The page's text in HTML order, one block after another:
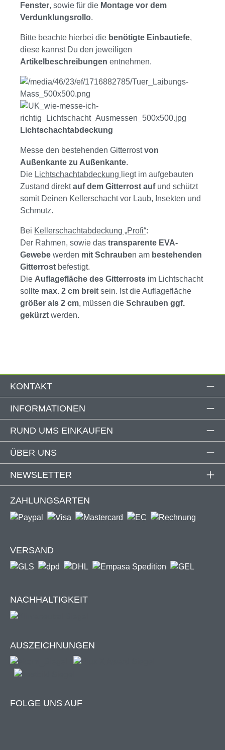
Fenster, sowie für die Montage vor dem
Verdunklungsrollo.
Bitte beachte hierbei die benötigte Einbautiefe,
diese kannst Du den jeweiligen
Artikelbeschreibungen entnehmen.
Lichtschachtabdeckung
Messe den bestehenden Gitterrostvon
Außenkante zu Außenkante.
Die Lichtschachtabdeckung liegt im aufgebauten
Zustand direktauf dem Gitterrost aufund schützt
somit Deinen Kellerschacht vor Laub, Insekten und
Schmutz.
Bei Kellerschachtabdeckung „Profi“:
Der Rahmen, sowie das transparente EVA-
Gewebe werden mit Schrauben am bestehenden
Gitterrost befestigt.
Die Auflagefläche des Gitterrosts im Lichtschacht
sollte max. 2 cm breit sein. Ist die Auflagefläche
größer als 2 cm, müssen die Schrauben ggf.
gekürzt werden.
KONTAKT
INFORMATIONEN
RUND UMS EINKAUFEN
ÜBER UNS
NEWSLETTER
ZAHLUNGSARTEN
VERSAND
NACHHALTIGKEIT
AUSZEICHNUNGEN
FOLGE UNS AUF